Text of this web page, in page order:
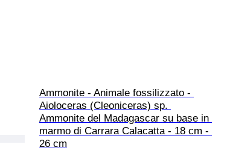
Ammonite - Animale fossilizzato -
Aioloceras (Cleoniceras) sp.
Ammonite del Madagascar su base in
marmo di Carrara Calacatta - 18 cm -
26 cm